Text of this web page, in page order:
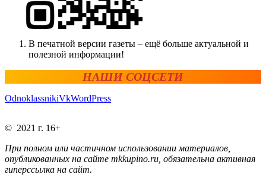
В печатной версии газеты – ещё больше актуальной и
полезной информации!
НАШИ СОЦСЕТИ
OdnoklassnikiVkWordPress
© 2021 г. 16+
При полном или частичном использовании материалов,
опубликованных на сайте mkkupino.ru, обязательна активная
гиперссылка на сайт.